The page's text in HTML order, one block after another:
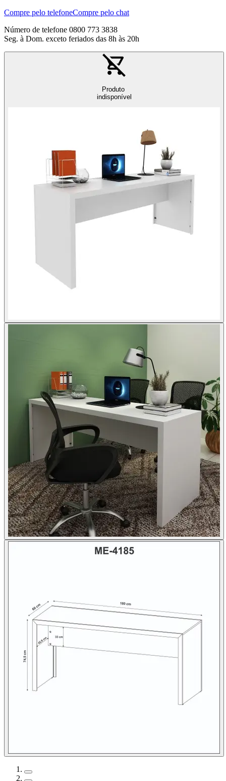
Compre pelo telefoneCompre pelo chat
Número de telefone 0800 773 3838
Seg. à Dom. exceto feriados das 8h às 20h
Produto
indisponível